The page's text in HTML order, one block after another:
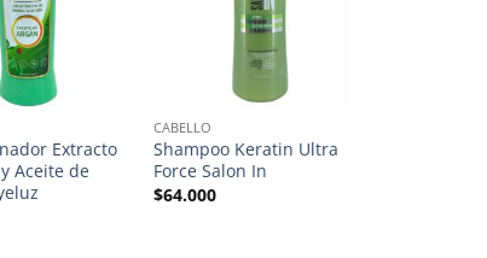
Extracto
Aceite de
CABELLO
Shampoo Keratin Ultra
Force Salon In
$64.000